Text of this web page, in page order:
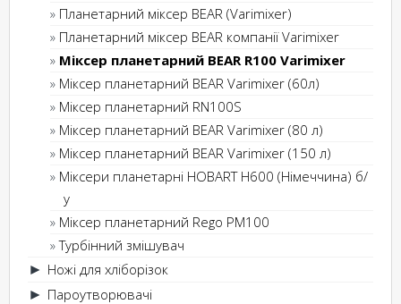
Планетарний міксер BEAR (Varimixer)
Планетарний міксер BEAR компанії Varimixer
Міксер планетарний BEAR R100 Varimixer
Міксер планетарний BEAR Varimixer (60л)
Міксер планетарний RN100S
Міксер планетарний BEAR Varimixer (80 л)
Міксер планетарний BEAR Varimixer (150 л)
Міксери планетарні HOBART H600 (Німеччина) б/
у
Міксер планетарний Rego PM100
Турбінний змішувач
► Ножі для хліборізок
► Пароутворювачі